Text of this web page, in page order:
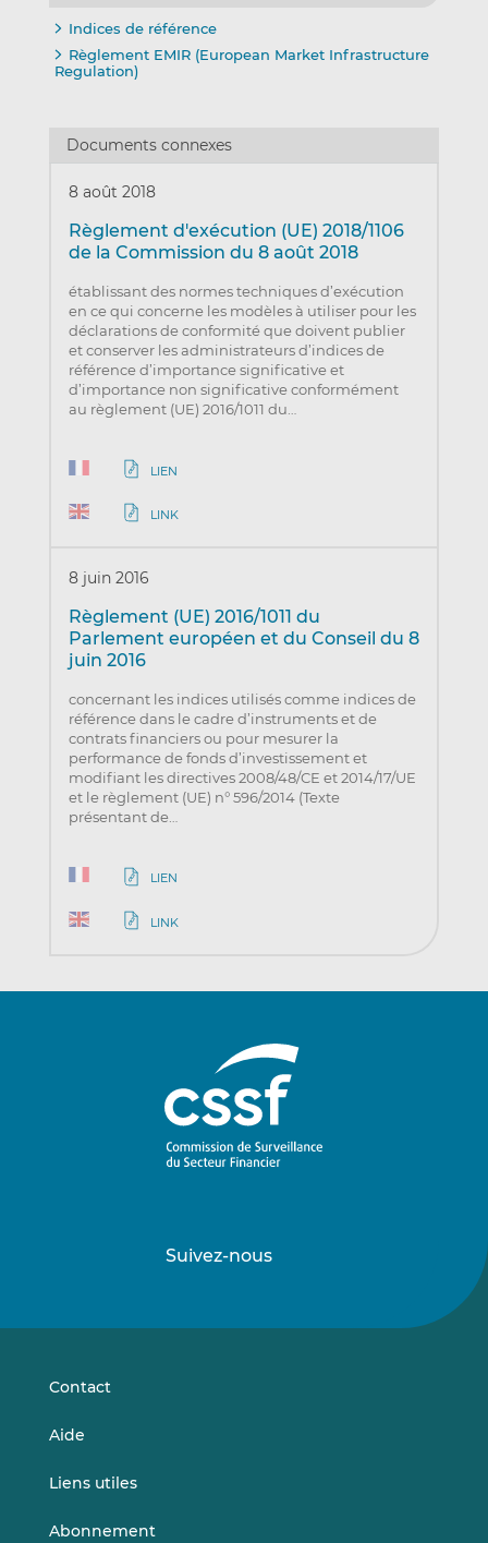
Indices de référence
Règlement EMIR (European Market Infrastructure
Regulation)
Documents connexes
8 août 2018
Règlement d'exécution (UE) 2018/1106
de la Commission du 8 août 2018
établissant des normes techniques d’exécution
en ce qui concerne les modèles à utiliser pour les
déclarations de conformité que doivent publier
et conserver les administrateurs d’indices de
référence d’importance significative et
d’importance non significative conformément
au règlement (UE) 2016/1011 du…
LIEN
LINK
8 juin 2016
Règlement (UE) 2016/1011 du
Parlement européen et du Conseil du 8
juin 2016
concernant les indices utilisés comme indices de
référence dans le cadre d’instruments et de
contrats financiers ou pour mesurer la
performance de fonds d’investissement et
modifiant les directives 2008/48/CE et 2014/17/UE
et le règlement (UE) n° 596/2014 (Texte
présentant de…
LIEN
LINK
Suivez-nous
sursur
Contact
Aide
Liens utiles
Abonnement